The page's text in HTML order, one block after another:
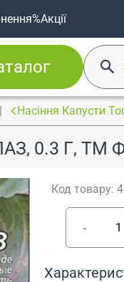
%Акції
Насіння Капусти
0.3 Г, ТМ
Код товару:
-